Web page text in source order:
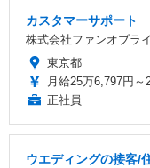
カスタマーサポート
株式会社ファンオブラ
東京都
月給25万6,797円～
正社員
ウエディングの接客/